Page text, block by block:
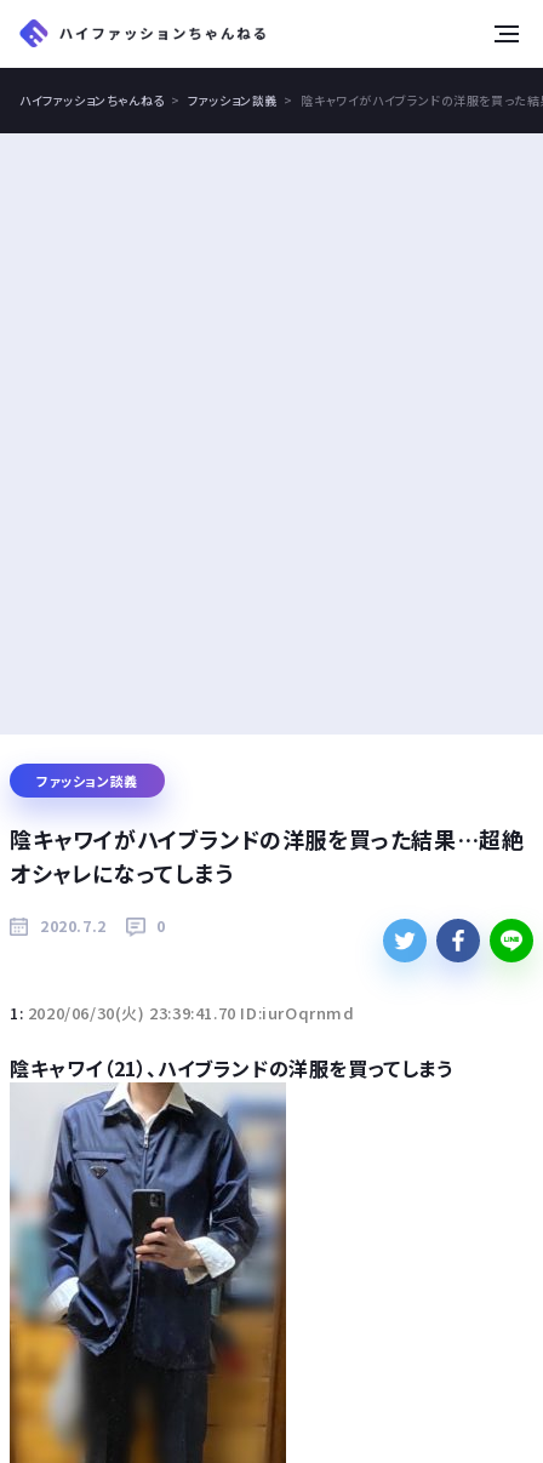
ハイファッションちゃんねる ファッション談義 陰キャワイがハイブランドの洋服を買った
ファッション談義
陰キャワイがハイブランドの洋服を買った結果…超絶
オシャレになってしまう
2020.7.2 0
1: 2020/06/30(火) 23:39:41.70 ID:iurOqrnmd
陰キャワイ（21）、ハイブランドの洋服を買ってしまう